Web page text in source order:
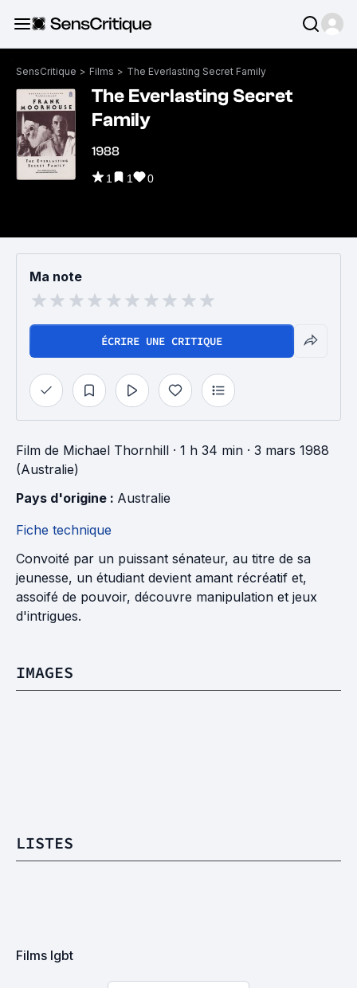
SensCritique > Films > The Everlasting Secret Family
The Everlasting Secret
Family
1988
1 1 0
Ma note
ÉCRIRE UNE CRITIQUE
Film de Michael Thornhill · 1 h 34 min · 3 mars 1988
(Australie)
Pays d'origine : Australie
Fiche technique
Convoité par un puissant sénateur, au titre de sa
jeunesse, un étudiant devient amant récréatif et,
assoifé de pouvoir, découvre manipulation et jeux
d'intrigues.
IMAGES
LISTES
Films lgbt